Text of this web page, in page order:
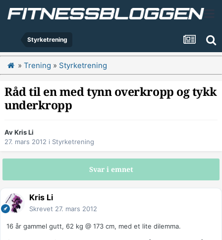
Styrketrening
» Trening » Styrketrening
Råd til en med tynn overkropp og tykk
underkropp
AvKris Li
27. mars 2012 i Styrketrening
Svar i emnet
Kris Li
Skrevet 27. mars 2012
16 år gammel gutt, 62 kg @ 173 cm, med et lite dilemma.